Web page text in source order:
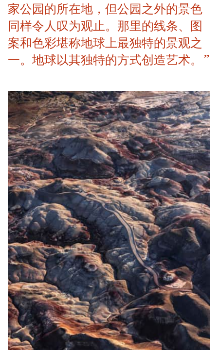
家公园的所在地，但公园之外的景色
同样令人叹为观止。那里的线条、图
案和色彩堪称地球上最独特的景观之
一。地球以其独特的方式创造艺术。”